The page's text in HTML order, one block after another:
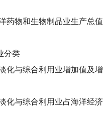
药物和生物制品业生产总值
分类
化与综合利用业增加值及增
化与综合利用业占海洋经济